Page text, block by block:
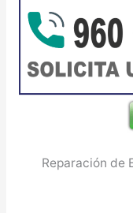
Reparación de